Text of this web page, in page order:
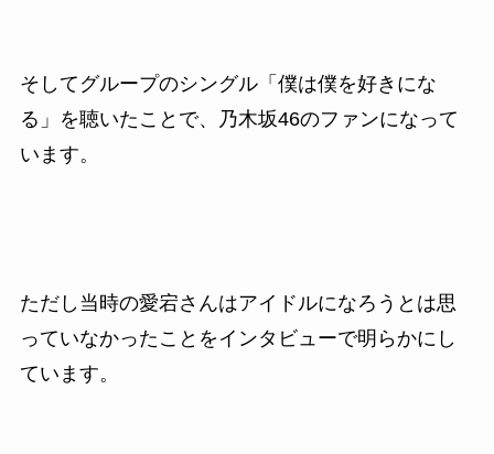
そしてグループのシングル「僕は僕を好きにな
る」を聴いたことで、乃木坂46のファンになって
います。
ただし当時の愛宕さんはアイドルになろうとは思
っていなかったことをインタビューで明らかにし
ています。